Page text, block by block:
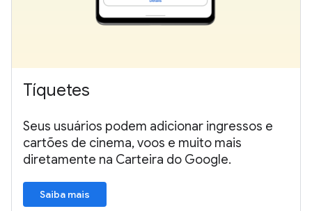
Tíquetes
Seus usuários podem adicionar ingressos e
cartões de cinema, voos e muito mais
diretamente na Carteira do Google.
Saiba mais